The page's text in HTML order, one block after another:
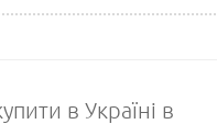
в Україні в